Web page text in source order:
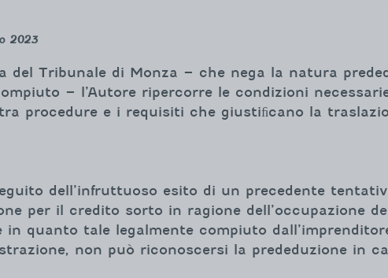
2023
del Tribunale di Monza – che nega la natura
– l’Autore ripercorre le condizioni
procedure e i requisiti che giustiﬁcano la
dell’infruttuoso esito di un precedente
per il credito sorto in ragione dell’occupazione
in quanto tale legalmente compiuto
non può riconoscersi la prededuzione in